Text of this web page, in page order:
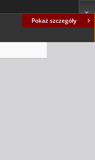
Pokaż szczegóły